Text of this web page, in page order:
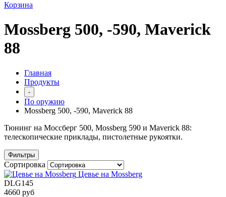
Корзина
Mossberg 500, -590, Maverick
88
Главная
Продукты
-
По оружию
Mossberg 500, -590, Maverick 88
Тюнинг на Моссберг 500, Mossberg 590 и Maverick 88:
телескопические приклады, пистолетные рукоятки.
Фильтры
Сортировка
Цевье на Mossberg
DLG145
4660 руб